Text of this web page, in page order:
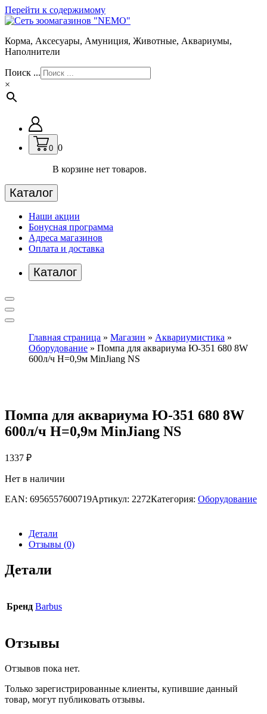
Перейти к содержимому
Корма, Аксесуары, Амуниция, Животные, Аквариумы,
Наполнители
Поиск ...
×
0 0
В корзине нет товаров.
Каталог
Наши акции
Бонусная программа
Адреса магазинов
Оплата и доставка
Каталог
Главная страница » Магазин » Аквариумистика »
Оборудование » Помпа для аквариума Ю-351 680 8W
600л/ч H=0,9м MinJiang NS
Помпа для аквариума Ю-351 680 8W
600л/ч H=0,9м MinJiang NS
1337 ₽
Нет в наличии
EAN: 6956557600719Артикул: 2272Категория: Оборудование
Детали
Отзывы (0)
Детали
Бренд Barbus
Отзывы
Отзывов пока нет.
Только зарегистрированные клиенты, купившие данный
товар, могут публиковать отзывы.